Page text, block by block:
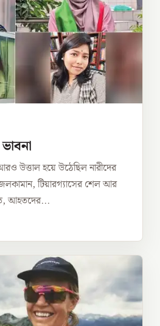
উত্তাল হয়ে উঠেছিল নারীদের
টিয়ারগ্যাসের শেল আর
আহতদের...